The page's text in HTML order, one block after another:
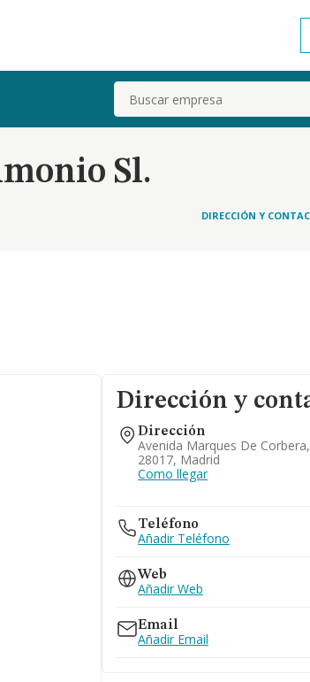
Buscar
Sl.
DIRECCIÓN Y
Dirección y
Dirección
Avenida Marques De
28017, Madrid
Como llegar
Teléfono
Añadir Teléfono
Web
Añadir Web
Email
Añadir Email